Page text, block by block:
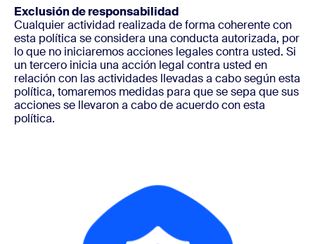
Exclusión de responsabilidad
Cualquier actividad realizada de forma coherente con
esta política se considera una conducta autorizada, por
lo que no iniciaremos acciones legales contra usted. Si
un tercero inicia una acción legal contra usted en
relación con las actividades llevadas a cabo según esta
política, tomaremos medidas para que se sepa que sus
acciones se llevaron a cabo de acuerdo con esta
política.